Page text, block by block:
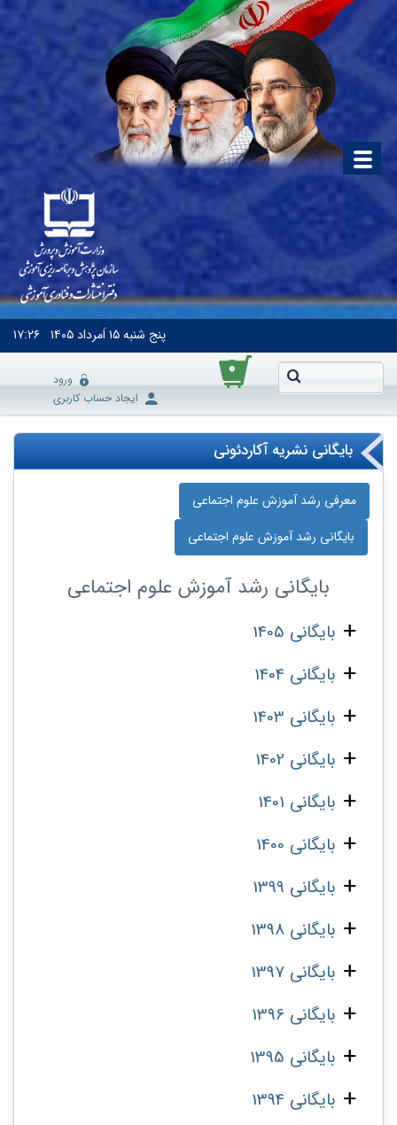
پنج شنبه۱۵ اَمرداد ۱۴۰۵ ۱۷:۲۶
۰
ورود
ایجاد حساب کاربری
بایگانی نشریه آکاردئونی
معرفی رشد آموزش علوم اجتماعی
بایگانی رشد آموزش علوم اجتماعی
بایگانی رشد آموزش علوم اجتماعی
بایگانی 1405
بایگانی 1404
بایگانی 1403
بایگانی 1402
بایگانی 1401
بایگانی 1400
بایگانی 1399
بایگانی 1398
بایگانی 1397
بایگانی 1396
بایگانی 1395
بایگانی 1394